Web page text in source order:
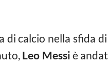
di calcio nella sfida
Leo Messi è